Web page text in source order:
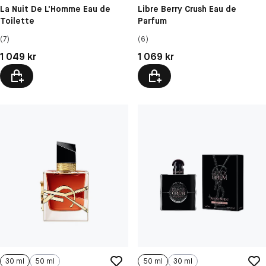
La Nuit De L'Homme Eau de
Toilette
(7)
Pris: 1 049 kr
1 049 kr
Libre Berry Crush Eau de
Parfum
(6)
Pris: 1 069 kr
1 069 kr
30 ml 50 ml 50 ml 30 ml